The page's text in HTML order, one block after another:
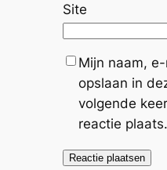
Site
Mijn naam,
opslaan in
volgende
reactie plaats.